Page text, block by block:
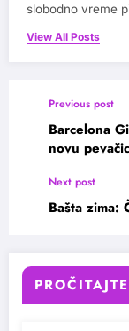
slobodno vreme
View All Posts
Previous post
Barcelona
novu
Next post
Bašta zima: